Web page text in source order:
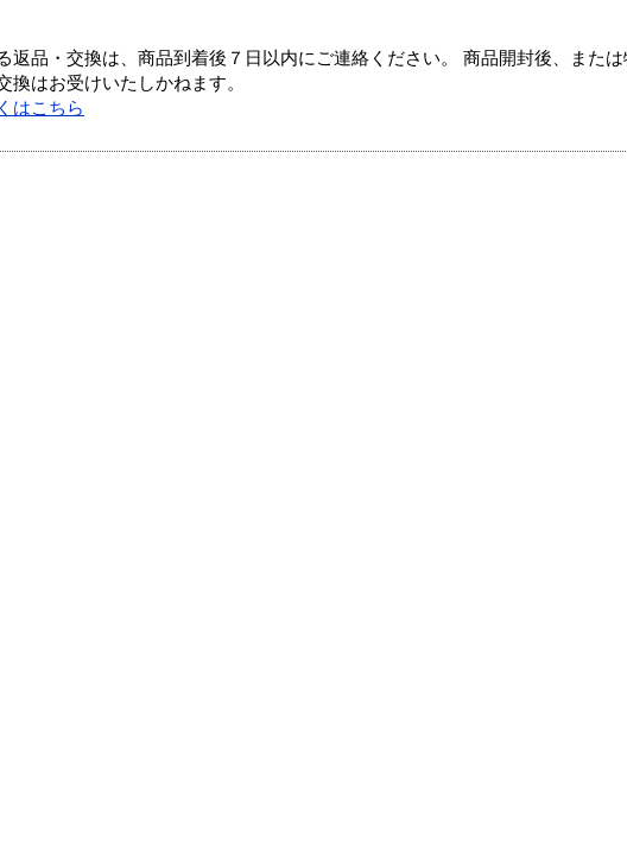
返品・交換は、商品到着後７日以内にご連絡ください。 商品開封後、また
換はお受けいたしかねます。
はこちら